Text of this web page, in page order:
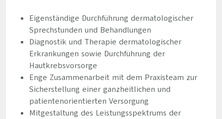
Eigenständige Durchführung dermatologischer
Sprechstunden und Behandlungen
Diagnostik und Therapie dermatologischer
Erkrankungen sowie Durchführung der
Hautkrebsvorsorge
Enge Zusammenarbeit mit dem Praxisteam zur
Sicherstellung einer ganzheitlichen und
patientenorientierten Versorgung
Mitgestaltung des Leistungsspektrums der